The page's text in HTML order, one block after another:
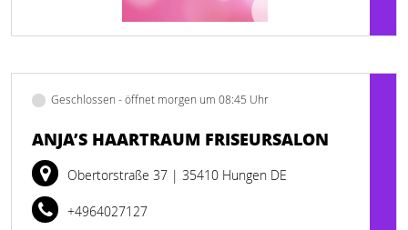
Geschlossen - öffnet morgen um 08:45 Uhr
ANJA’S HAARTRAUM FRISEURSALON
Obertorstraße 37 | 35410 Hungen DE
+4964027127